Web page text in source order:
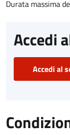
Durata massima
Accedi
Accedi al